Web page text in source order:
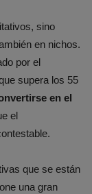
sino
en nichos.
por el
supera los 55
en el
el
que se están
una gran